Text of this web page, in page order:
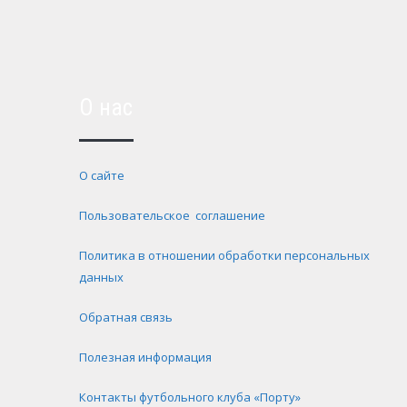
О сайте
Пользовательское соглашение
Политика в отношении обработки персональных
данных
Обратная связь
Полезная информация
Контакты футбольного клуба «Порту»